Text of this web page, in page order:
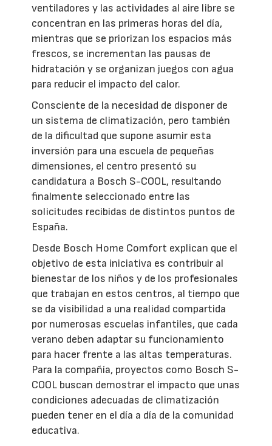
ventiladores y las actividades al aire libre se
concentran en las primeras horas del día,
mientras que se priorizan los espacios más
frescos, se incrementan las pausas de
hidratación y se organizan juegos con agua
para reducir el impacto del calor.
Consciente de la necesidad de disponer de
un sistema de climatización, pero también
de la dificultad que supone asumir esta
inversión para una escuela de pequeñas
dimensiones, el centro presentó su
candidatura a Bosch S-COOL, resultando
finalmente seleccionado entre las
solicitudes recibidas de distintos puntos de
España.
Desde Bosch Home Comfort explican que el
objetivo de esta iniciativa es contribuir al
bienestar de los niños y de los profesionales
que trabajan en estos centros, al tiempo que
se da visibilidad a una realidad compartida
por numerosas escuelas infantiles, que cada
verano deben adaptar su funcionamiento
para hacer frente a las altas temperaturas.
Para la compañía, proyectos como Bosch S-
COOL buscan demostrar el impacto que unas
condiciones adecuadas de climatización
pueden tener en el día a día de la comunidad
educativa.